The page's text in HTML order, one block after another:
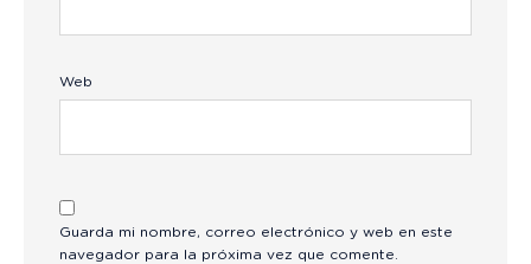
Web
Guarda mi nombre, correo electrónico y web en este
navegador para la próxima vez que comente.